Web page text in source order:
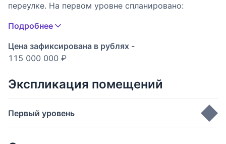
переулке. На первом уровне спланировано:
собственными ванными и гардеробными
комнатами, гостевой санузел. На втором уровне
расположена просторная мастер-спальня с
применением натуральных материалов, в санузлах
установлена итальянская сантехника премиум-
ориентированы на 2 стороны, в тихие переулки и
Подробнее
Цена зафиксирована в рублях -
115 000 000 ₽
Экспликация помещений
Первый уровень